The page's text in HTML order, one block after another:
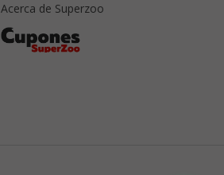
Acerca de Superzoo